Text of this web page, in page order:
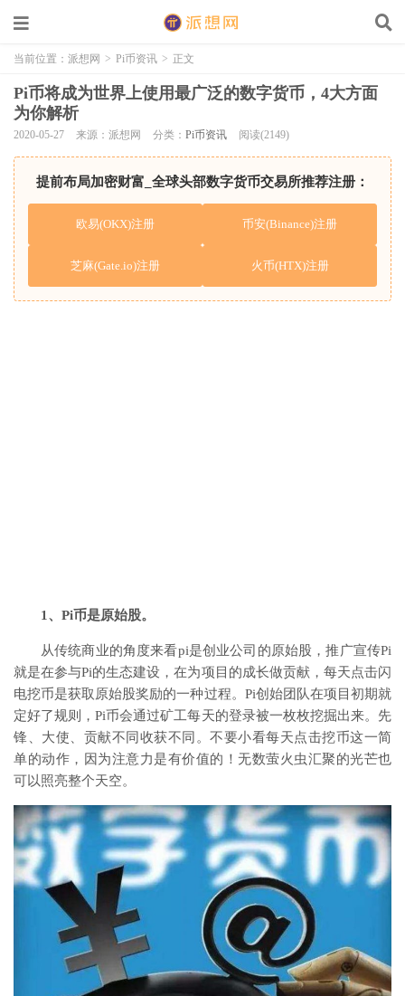
当前位置： 派想网 > Pi币资讯 > 正文
Pi币将成为世界上使用最广泛的数字货币，4大方面
为你解析
2020-05-27 来源：派想网 分类： Pi币资讯 阅读(2149)
提前布局加密财富_全球头部数字货币交易所推荐注册：
欧易(OKX)注册 币安(Binance)注册
芝麻(Gate.io)注册 火币(HTX)注册
1、Pi币是原始股。
从传统商业的角度来看pi是创业公司的原始股，推广宣传Pi
就是在参与Pi的生态建设，在为项目的成长做贡献，每天点击闪
电挖币是获取原始股奖励的一种过程。Pi创始团队在项目初期就
定好了规则，Pi币会通过矿工每天的登录被一枚枚挖掘出来。先
锋、大使、贡献不同收获不同。不要小看每天点击挖币这一简
单的动作，因为注意力是有价值的！无数萤火虫汇聚的光芒也
可以照亮整个天空。